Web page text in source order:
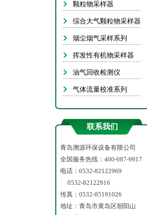
颗粒物采样器
综合大气颗粒物采样器
烟尘烟气采样系列
挥发性有机物采样器
油气回收检测仪
气体流量校准系列
联系我们
青岛溯源环保设备有限公司
全国服务热线：400-087-9917
电话：0532-82122969
0532-82122916
传真：0532-85191026
地址：青岛市黄岛区朝阳山